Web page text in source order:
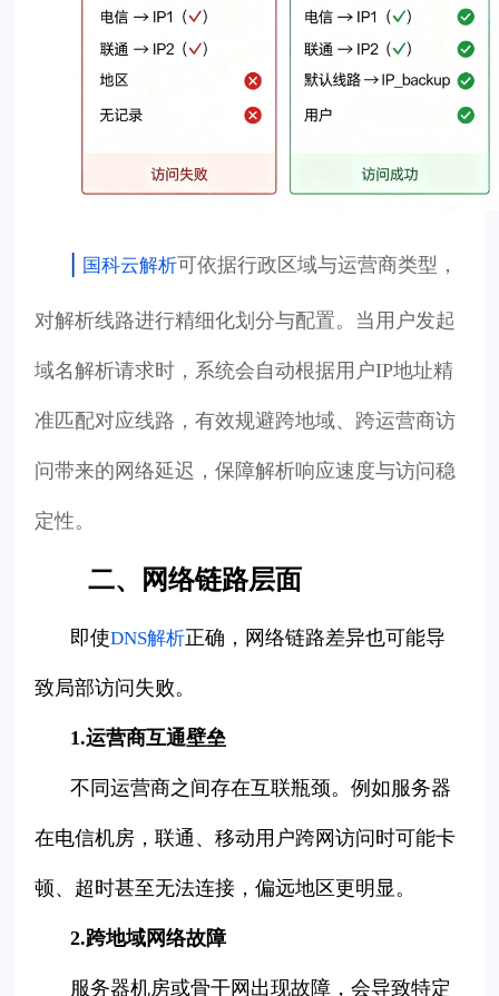
| 国科云解析可依据行政区域与运营商类型，
对解析线路进行精细化划分与配置。当用户发起
域名解析请求时，系统会自动根据用户IP地址精
准匹配对应线路，有效规避跨地域、跨运营商访
问带来的网络延迟，保障解析响应速度与访问稳
定性。
二、网络链路层面
即使DNS解析正确，网络链路差异也可能导
致局部访问失败。
1.运营商互通壁垒
不同运营商之间存在互联瓶颈。例如服务器
在电信机房，联通、移动用户跨网访问时可能卡
顿、超时甚至无法连接，偏远地区更明显。
2.跨地域网络故障
服务器机房或骨干网出现故障，会导致特定